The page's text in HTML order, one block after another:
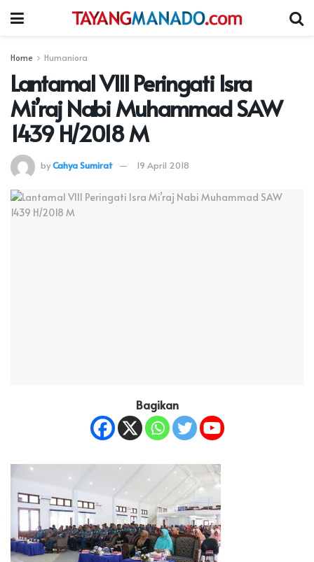
Home Humaniora
Lantamal VIII Peringati Isra
Mi’raj Nabi Muhammad SAW
1439 H/2018 M
byCahya Sumirat 19 April 2018
Bagikan